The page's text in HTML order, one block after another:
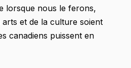
lorsque nous le ferons,
et de la culture soient
canadiens puissent en